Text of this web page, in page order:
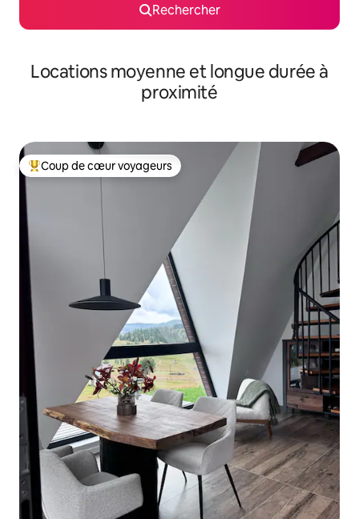
Rechercher
Locations moyenne et longue durée à
proximité
Coups de cœur voyageurs les plus appréciés
Coup de cœur voyageurs